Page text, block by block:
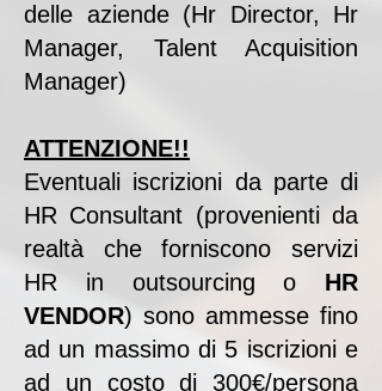
delle aziende (Hr Director, Hr
Manager, Talent Acquisition
Manager)
ATTENZIONE!!
Eventuali iscrizioni da parte di
HR Consultant (provenienti da
realtà che forniscono servizi
HR in outsourcing o HR
VENDOR) sono ammesse fino
ad un massimo di 5 iscrizioni e
ad un costo di 300€/persona